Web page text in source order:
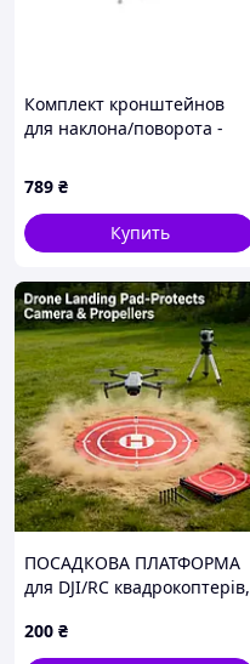
Комплект кронштейнов
для наклона/поворота -
для микросервопривода
789 ₴
Купить
ПОСАДКОВА ПЛАТФОРМА
для DJI/RC квадрокоптерів,
майданчики для дронів
200 ₴